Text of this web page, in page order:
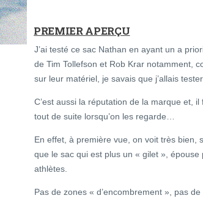
PREMIER APERÇU
J’ai testé ce sac Nathan en ayant un a
de Tim Tollefson et Rob Krar notamment,
sur leur matériel, je savais que j’allais
C’est aussi la réputation de la marque et,
tout de suite lorsqu’on les regarde…
En effet, à première vue, on voit très bien,
que le sac qui est plus un « gilet »,
athlètes.
Pas de zones « d’encombrement », pas